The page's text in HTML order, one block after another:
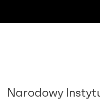
Narodowy